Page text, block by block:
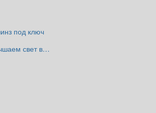
под ключ
свет в…